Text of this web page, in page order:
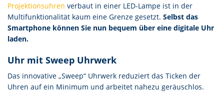
Projektionsuhren verbaut in einer LED-Lampe ist in der
Multifunktionalität kaum eine Grenze gesetzt. Selbst das
Smartphone können Sie nun bequem über eine digitale Uhr
laden.
Uhr mit Sweep Uhrwerk
Das innovative „Sweep“ Uhrwerk reduziert das Ticken der
Uhren auf ein Minimum und arbeitet nahezu geräuschlos.